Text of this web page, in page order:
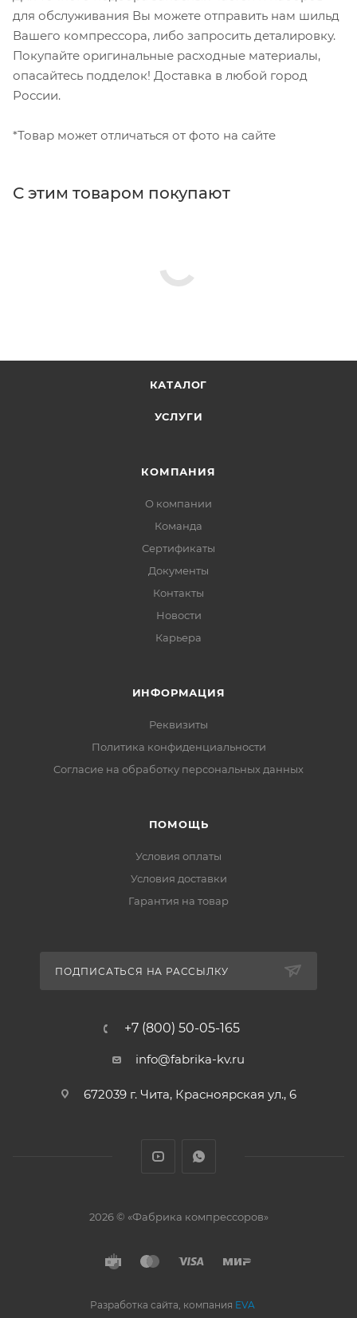
для обслуживания Вы можете отправить нам шильд
Вашего компрессора, либо запросить деталировку.
Покупайте оригинальные расходные материалы,
опасайтесь подделок! Доставка в любой город
России.
*Товар может отличаться от фото на сайте
С этим товаром покупают
КАТАЛОГ
УСЛУГИ
КОМПАНИЯ
О компании
Команда
Сертификаты
Документы
Контакты
Новости
Карьера
ИНФОРМАЦИЯ
Реквизиты
Политика конфиденциальности
Cогласие на обработку персональных данных
ПОМОЩЬ
Условия оплаты
Условия доставки
Гарантия на товар
ПОДПИСАТЬСЯ НА РАССЫЛКУ
+7 (800) 50-05-165
info@fabrika-kv.ru
672039 г. Чита, Красноярская ул., 6
2026 © «Фабрика компрессоров»
Разработка сайта, компания EVA